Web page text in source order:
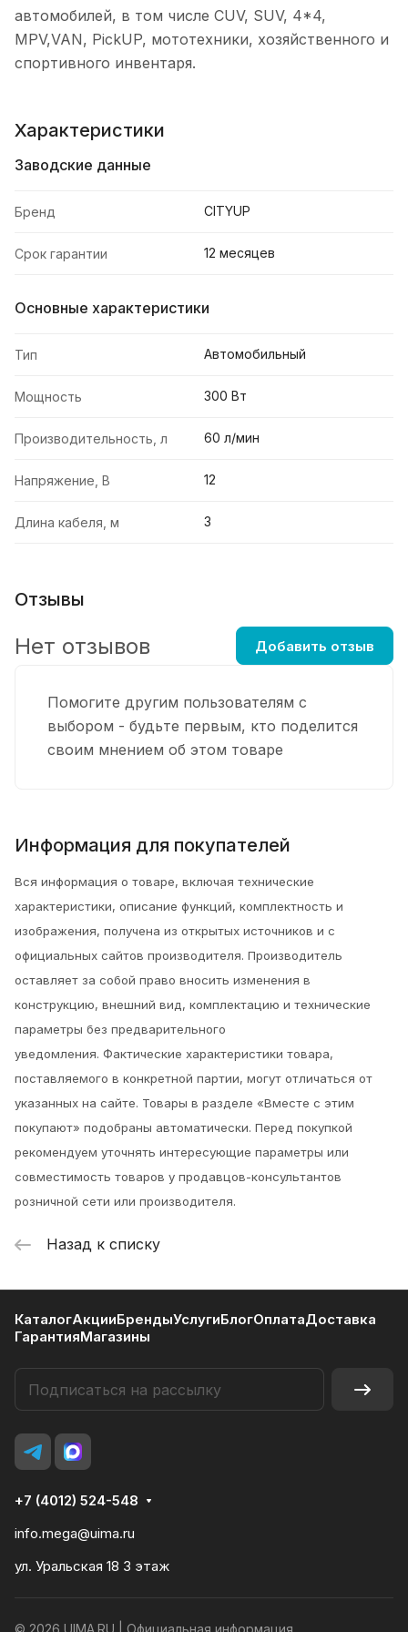
автомобилей, в том числе CUV, SUV, 4*4,
MPV,VAN, PickUP, мототехники, хозяйственного и
спортивного инвентаря.
Характеристики
Заводские данные
Бренд CITYUP
Срок гарантии 12 месяцев
Основные характеристики
Тип Автомобильный
Мощность 300 Вт
Производительность, л 60 л/мин
Напряжение, В 12
Длина кабеля, м 3
Отзывы
Помогите другим пользователям с
выбором - будьте первым, кто поделится
своим мнением об этом товаре
Нет отзывов Добавить отзыв
Информация для покупателей
Вся информация о товаре, включая технические
характеристики, описание функций, комплектность и
изображения, получена из открытых источников и с
официальных сайтов производителя. Производитель
оставляет за собой право вносить изменения в
конструкцию, внешний вид, комплектацию и технические
параметры без предварительного
уведомления. Фактические характеристики товара,
поставляемого в конкретной партии, могут отличаться от
указанных на сайте. Товары в разделе «Вместе с этим
покупают» подобраны автоматически. Перед покупкой
рекомендуем уточнять интересующие параметры или
совместимость товаров у продавцов-консультантов
розничной сети или производителя.
Назад к списку
КаталогАкцииБрендыУслугиБлогОплатаДоставка
ГарантияМагазины
+7 (4012) 524-548
info.mega@uima.ru
ул. Уральская 18 3 этаж